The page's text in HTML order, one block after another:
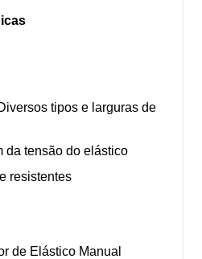
tipos e larguras de
da tensão do elástico
resistentes
de Elástico Manual